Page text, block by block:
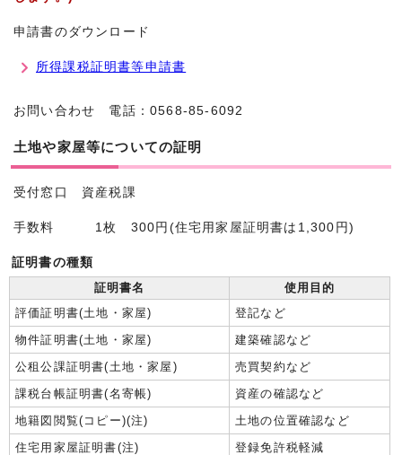
申請書のダウンロード
所得課税証明書等申請書
お問い合わせ 電話：0568-85-6092
土地や家屋等についての証明
受付窓口 資産税課
手数料 1枚 300円(住宅用家屋証明書は1,300円)
証明書の種類
証明書名
使用目的
評価証明書(土地・家屋)
登記など
物件証明書(土地・家屋)
建築確認など
公租公課証明書(土地・家屋)
売買契約など
課税台帳証明書(名寄帳)
資産の確認など
地籍図閲覧(コピー)(注)
土地の位置確認など
住宅用家屋証明書(注)
登録免許税軽減